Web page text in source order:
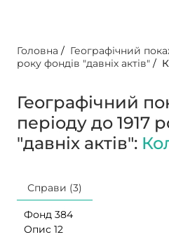
Головна / Географічний
року фондів "давніх актів" /
Географічний
періоду до 1917
"давніх актів":
Справи (3)
Фонд 384
Опис 12